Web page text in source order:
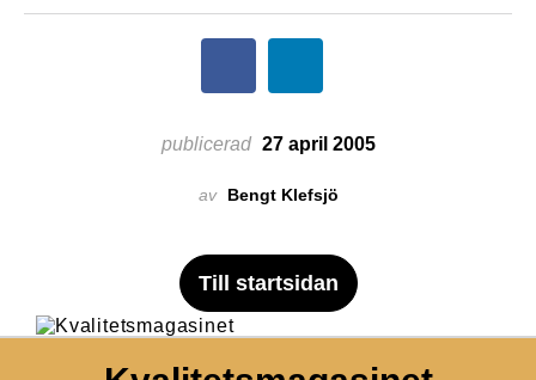
publicerad 27 april 2005
av Bengt Klefsjö
Till startsidan